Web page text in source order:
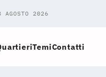
AGOSTO 2026
TemiContatti